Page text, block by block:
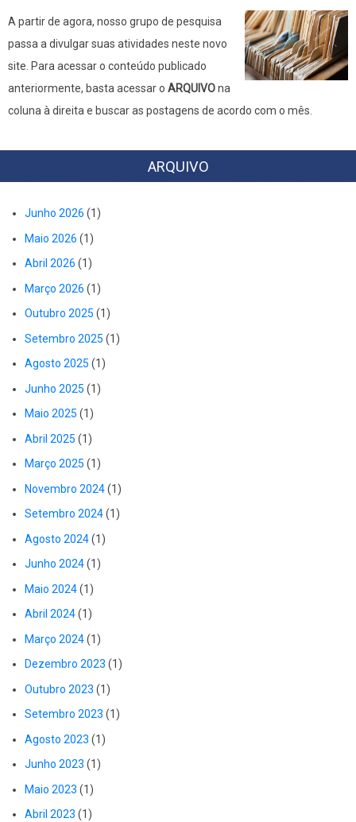
A partir de agora, nosso grupo de pesquisa
passa a divulgar suas atividades neste novo
site. Para acessar o conteúdo publicado
anteriormente, basta acessar o ARQUIVOna
coluna à direita e buscar as postagens de acordo com o mês.
ARQUIVO
Junho 2026 (1)
Maio 2026 (1)
Abril 2026 (1)
Março 2026 (1)
Outubro 2025 (1)
Setembro 2025 (1)
Agosto 2025 (1)
Junho 2025 (1)
Maio 2025 (1)
Abril 2025 (1)
Março 2025 (1)
Novembro 2024(1)
Setembro 2024(1)
Agosto 2024(1)
Junho 2024(1)
Maio 2024(1)
Abril 2024(1)
Março 2024(1)
Dezembro 2023 (1)
Outubro 2023 (1)
Setembro 2023 (1)
Agosto 2023 (1)
Junho 2023 (1)
Maio 2023 (1)
Abril 2023 (1)